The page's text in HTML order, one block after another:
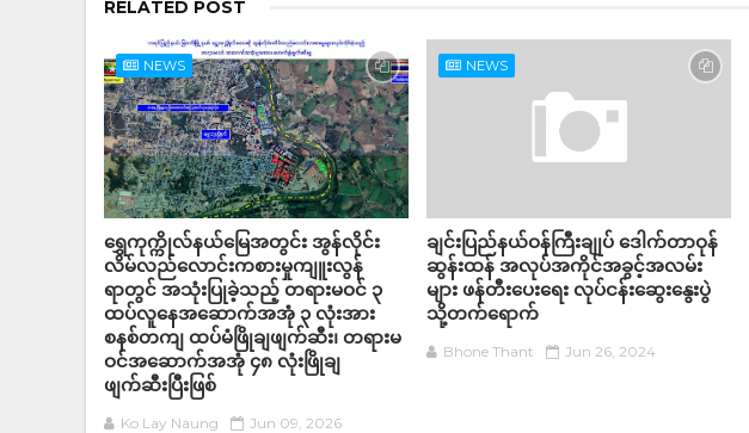
RELATED POST
NEWS
ရွှေကုက္ကိုလ်နယ်မြေအတွင်း အွန်လိုင်း
လိမ်လည်လောင်းကစားမှုကျူးလွန်
ရာတွင် အသုံးပြုခဲ့သည့် တရားမဝင် ၃
ထပ်လူနေအဆောက်အအုံ ၃ လုံးအား
စနစ်တကျ ထပ်မံဖြိုချဖျက်ဆီး၊ တရားမ
ဝင်အဆောက်အအုံ ၄၈ လုံးဖြိုချ
ဖျက်ဆီးပြီးဖြစ်
Ko Lay Naung Jun 09, 2026
NEWS
ချင်းပြည်နယ်ဝန်ကြီးချုပ် ဒေါက်တာဝုန်
ဆွန်းထန် အလုပ်အကိုင်အခွင့်အလမ်း
များ ဖန်တီးပေးရေး လုပ်ငန်းဆွေးနွေးပွဲ
သို့တက်ရောက်
Bhone Thant Jun 26, 2024